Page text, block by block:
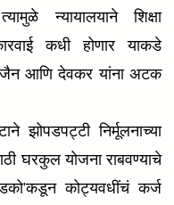
न्यायालयाने शिक्षा
कधी होणार याकडे
आणि देवकर यांना अटक
झोपडपट्टी निर्मूलनाच्या
घरकुल योजना राबवण्याचे
कोट्यवधींचं कर्ज